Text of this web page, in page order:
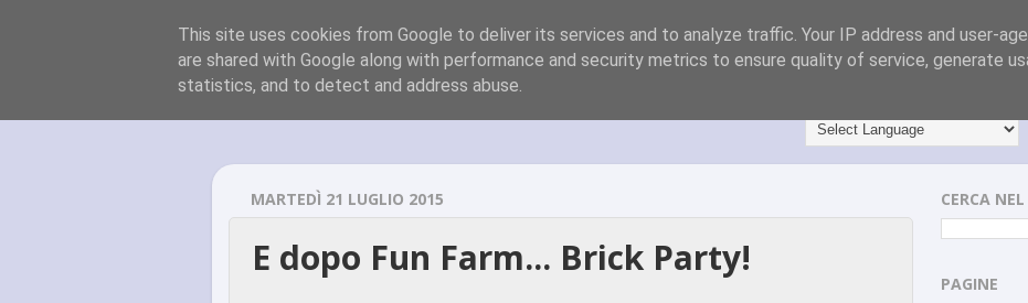
MARTEDÌ 21 LUGLIO 2015
E dopo Fun Farm... Brick Party!
CERCA
PAGINE
This site uses cookies from Google to deliver its services and to analyze traffic. Your IP address and user-
are shared with Google along with performance and security metrics to ensure quality of service, generate
statistics, and to detect and address abuse.